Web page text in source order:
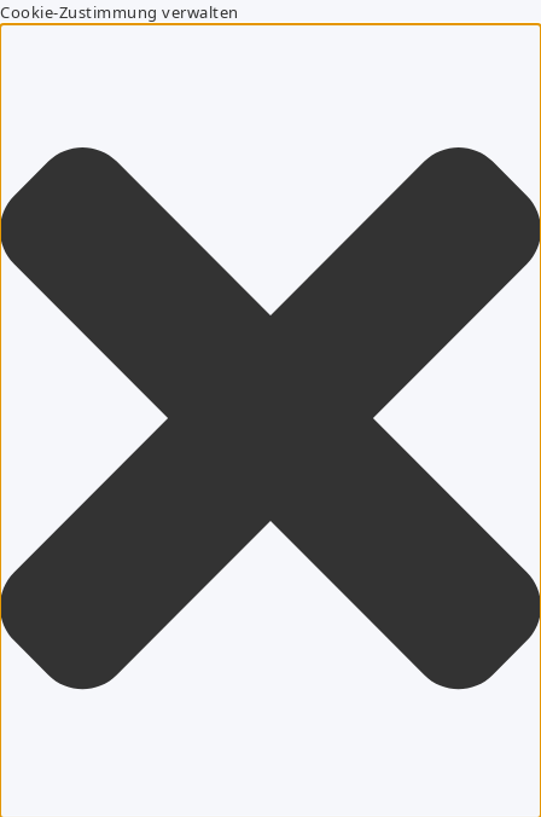
Cookie-Zustimmung verwalten